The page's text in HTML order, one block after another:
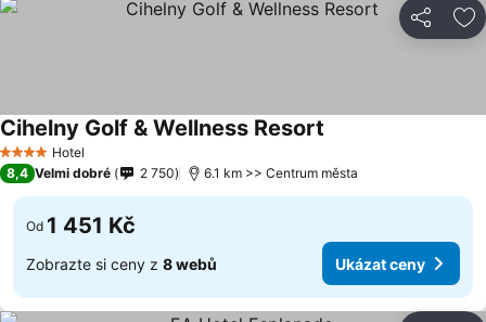
Sdílet
4 Počet hvězdiček
Hotel
Cihelny Golf & Wellness Resort
8,4 Velmi dobré 2 750 6.1 km >> Centrum města
Od 1 451 Kč
Zobrazte si ceny z 8 webů Ukázat ceny